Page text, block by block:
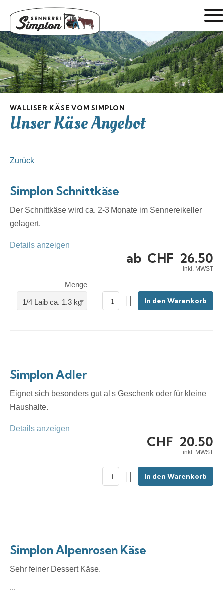
WALLISER KÄSE VOM SIMPLON
Unser Käse Angebot
Zurück
Simplon Schnittkäse
Der Schnittkäse wird ca. 2-3 Monate im Sennereikeller
gelagert.
Details anzeigen
ab CHF 26.50
inkl. MWST
Menge
1/4 Laib ca. 1.3 kg In den Warenkorb
Simplon Adler
Eignet sich besonders gut alls Geschenk oder für kleine
Haushalte.
Details anzeigen
CHF 20.50
inkl. MWST
In den Warenkorb
Simplon Alpenrosen Käse
Sehr feiner Dessert Käse.
...